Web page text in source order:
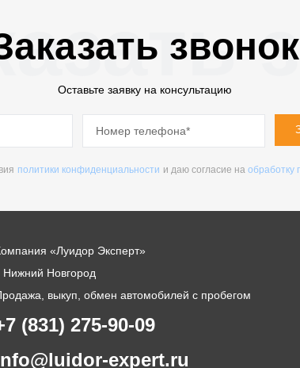
звонок
Оставьте заявку на консультацию
политики конфиденциальности и даю согласие на обработку
«Луидор Эксперт»
Нижний Новгород
выкуп, обмен автомобилей с пробегом
(831) 275-90-09
expert.ru